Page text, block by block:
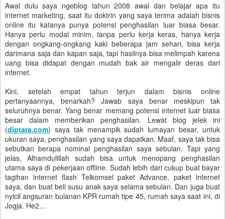
Awal dulu saya ngeblog tahun 2008 awal dan belajar apa itu
internet marketing, saat itu doktrin yang saya terima adalah bisnis
online itu katanya punya potensi penghasilan luar biasa besar.
Hanya perlu modal minim, tanpa perlu kerja keras, hanya kerja
dengan ongkang-ongkang kaki beberapa jam sehari, bisa kerja
darimana saja dan kapan saja, tapi hasilnya bisa melimpah karena
uang bisa didapat dengan mudah bak air mengalir deras dari
internet.
Kini, setelah empat tahun terjun dalam bisnis online
pertanyaannya, benarkah? Jawab saya benar meskipun tak
seluruhnya benar. Yang benar memang potensi internet luar biasa
besar dalam memberikan penghasilan. Lewat blog jelek ini
(diptara.com) saya tak menampik sudah lumayan besar, untuk
ukuran saya, penghasilan yang saya dapatkan. Maaf, saya tak bisa
sebutkan berapa nominal penghasilan saya sebulan. Tapi yang
jelas, Alhamdulillah sudah bisa untuk menopang penghasilan
utama saya di pekerjaan offline. Sudah lebih dari cukup buat bayar
tagihan internet flash Telkomsel paket Advance, paket internet
saya, dan buat beli susu anak saya selama sebulan. Dan juga buat
nyicil angsuran bulanan KPR rumah tipe 45, rumah saya saat ini, di
Jogja. He2…